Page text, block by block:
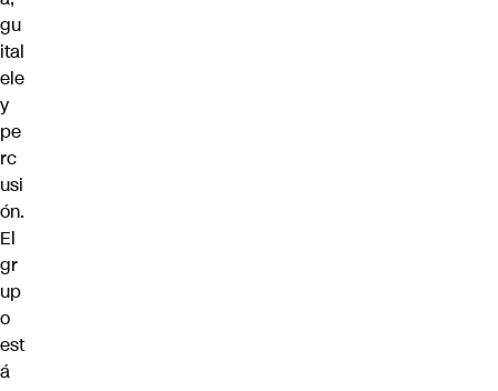
gu
ital
ele
y
pe
rc
usi
ón.
El
gr
up
o
est
á